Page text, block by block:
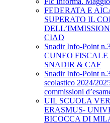
FEDERATA E
SUPERATO IL
CIAD
Snadir Info-Point
CUNEO
SNADIR & CAF
Snadir Info-Point
scolastico 2024/
commissioni
UIL SCUOLA
ERASMUS-
BICOCCA DI